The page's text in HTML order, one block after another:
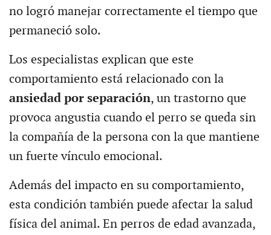
no logró manejar correctamente el tiempo que
permaneció solo.
Los especialistas explican que este
comportamiento está relacionado con la
ansiedad por separación, un trastorno que
provoca angustia cuando el perro se queda sin
la compañía de la persona con la que mantiene
un fuerte vínculo emocional.
Además del impacto en su comportamiento,
esta condición también puede afectar la salud
física del animal. En perros de edad avanzada,